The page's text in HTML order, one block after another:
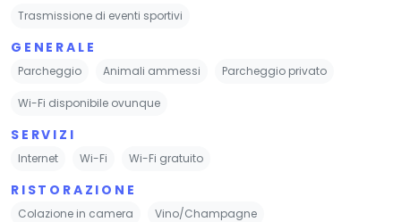
Trasmissione di eventi sportivi
GENERALE
Parcheggio Animali ammessi Parcheggio privato
Wi-Fi disponibile ovunque
SERVIZI
Internet Wi-Fi Wi-Fi gratuito
RISTORAZIONE
Colazione in camera Vino/Champagne